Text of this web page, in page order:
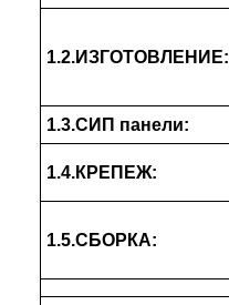
1.2.ИЗГОТОВЛЕНИЕ:
1.3.СИП панели:
1.4.КРЕПЕЖ:
1.5.СБОРКА: